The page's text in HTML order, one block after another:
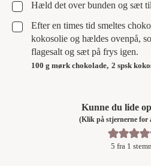
▢
Hæld det over bunden og sæt
▢
Efter en times tid smeltes
kokosolie og hældes ovenpå,
flagesalt og sæt på frys igen.
100 g mørk chokolade, 2 spsk
Kunne du lide
(Klik på stjernerne
5 fra 1